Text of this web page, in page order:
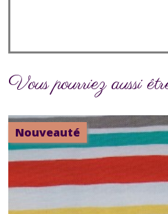
Vous pourriez aussi
Nouveauté